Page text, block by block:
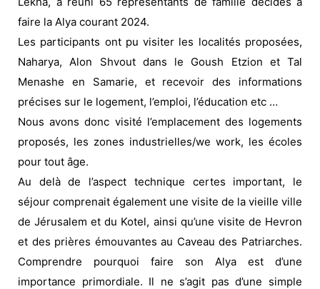
faire la Alya courant 2024.
Les participants ont pu visiter les localités proposées,
Naharya, Alon Shvout dans le Goush Etzion et Tal
Menashe en Samarie, et recevoir des informations
précises sur le logement, l’emploi, l’éducation etc …
Nous avons donc visité l’emplacement des logements
proposés, les zones industrielles/we work, les écoles
pour tout âge.
Au delà de l’aspect technique certes important, le
séjour comprenait également une visite de la vieille ville
de Jérusalem et du Kotel, ainsi qu’une visite de Hevron
et des prières émouvantes au Caveau des Patriarches.
Comprendre pourquoi faire son Alya est d’une
importance primordiale. Il ne s’agit pas d’une simple